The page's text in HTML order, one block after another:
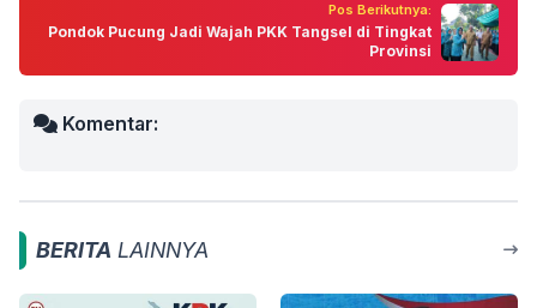
Pos Berikutnya:
Pondok Pucung Jadi Wajah PKK Tangsel di Tingkat
Provinsi
Komentar:
BERITA LAINNYA